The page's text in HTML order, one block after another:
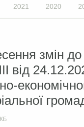
2021 2020
змін
від